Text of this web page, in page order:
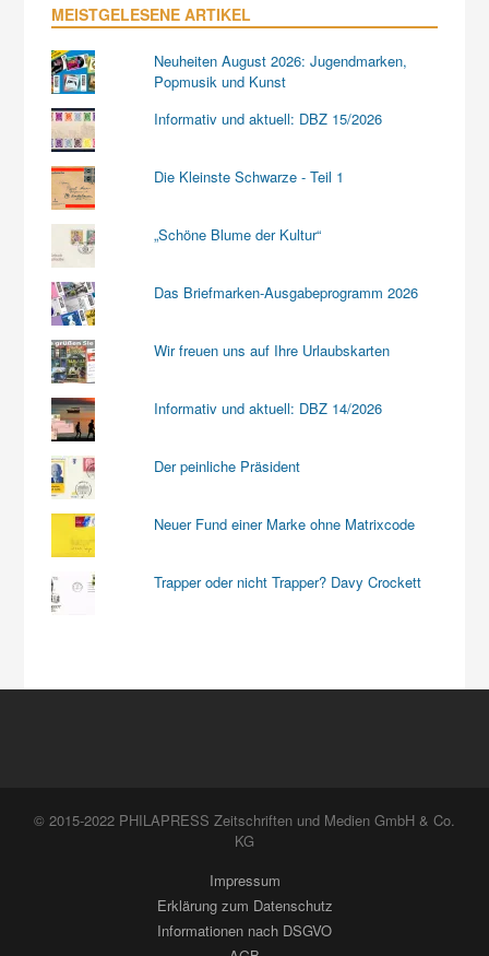
MEISTGELESENE ARTIKEL
Neuheiten August 2026: Jugendmarken,
Popmusik und Kunst
Informativ und aktuell: DBZ 15/2026
Die Kleinste Schwarze - Teil 1
„Schöne Blume der Kultur“
Das Briefmarken-Ausgabeprogramm 2026
Wir freuen uns auf Ihre Urlaubskarten
Informativ und aktuell: DBZ 14/2026
Der peinliche Präsident
Neuer Fund einer Marke ohne Matrixcode
Trapper oder nicht Trapper? Davy Crockett
© 2015-2022 PHILAPRESS Zeitschriften und Medien GmbH & Co.
KG
Impressum
Erklärung zum Datenschutz
Informationen nach DSGVO